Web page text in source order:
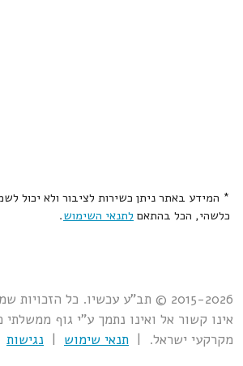
* המידע באתר ניתן כשירות לציבור ולא יכול
כלשהי, הכל בהתאם לתנאי השימוש.
2015-2026 © תב"ע עכשיו. כל
אינו קשור אל ואינו נתמך ע"י גוף
מקרקעי ישראל. | תנאי שימוש | נגישות